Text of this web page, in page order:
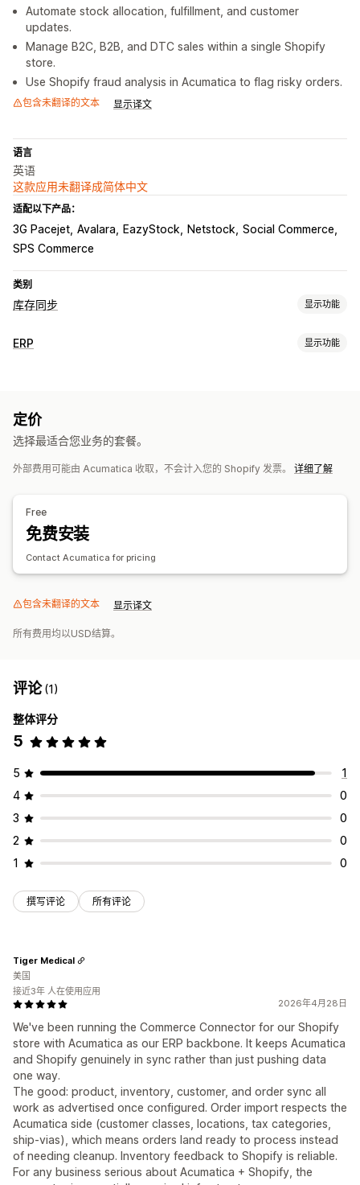
Automate stock allocation, fulfillment, and customer
updates.
Manage B2C, B2B, and DTC sales within a single Shopify
store.
Use Shopify fraud analysis in Acumatica to flag risky orders.
包含未翻译的文本 显示译文
语言
英语
这款应用未翻译成简体中文
适配以下产品：
3G Pacejet Avalara EazyStock Netstock Social Commerce
SPS Commerce
类别
库存同步 显示功能
同步类型
通知和报告
订单更新 库存提醒 实时状态
ERP 显示功能
定价
选择最适合您业务的套餐。
外部费用可能由 Acumatica 收取，不会计入您的 Shopify 发票。 详细了解
Free
免费安装
Contact Acumatica for pricing
包含未翻译的文本 显示译文
所有费用均以USD结算。
评论(1)
整体评分
5
5
1
4
0
3
0
2
0
1
0
撰写评论 所有评论
2026年4月28日
We've been running the Commerce Connector for our Shopify
store with Acumatica as our ERP backbone. It keeps Acumatica
and Shopify genuinely in sync rather than just pushing data
one way.
The good: product, inventory, customer, and order sync all
work as advertised once configured. Order import respects the
Acumatica side (customer classes, locations, tax categories,
ship-vias), which means orders land ready to process instead
of needing cleanup. Inventory feedback to Shopify is reliable.
For any business serious about Acumatica + Shopify, the
Tiger Medical
美国
接近3年 人在使用应用